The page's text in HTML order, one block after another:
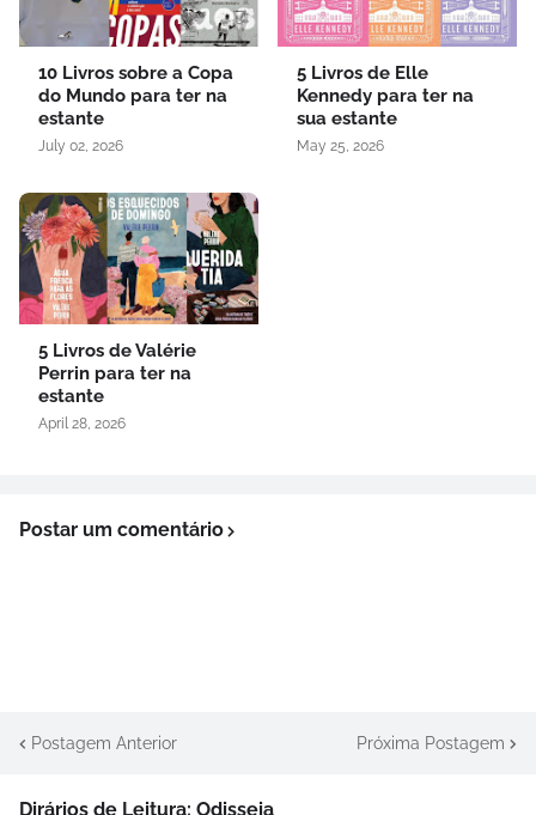
10 Livros sobre a Copa
do Mundo para ter na
estante
July 02, 2026
5 Livros de Elle
Kennedy para ter na
sua estante
May 25, 2026
5 Livros de Valérie
Perrin para ter na
estante
April 28, 2026
Postar um comentário
Postagem Anterior Próxima Postagem
Dirários de Leitura: Odisseia